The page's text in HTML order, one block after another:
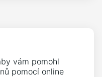
vám pomohl
pomocí online